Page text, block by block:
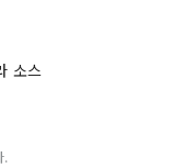
소스
.